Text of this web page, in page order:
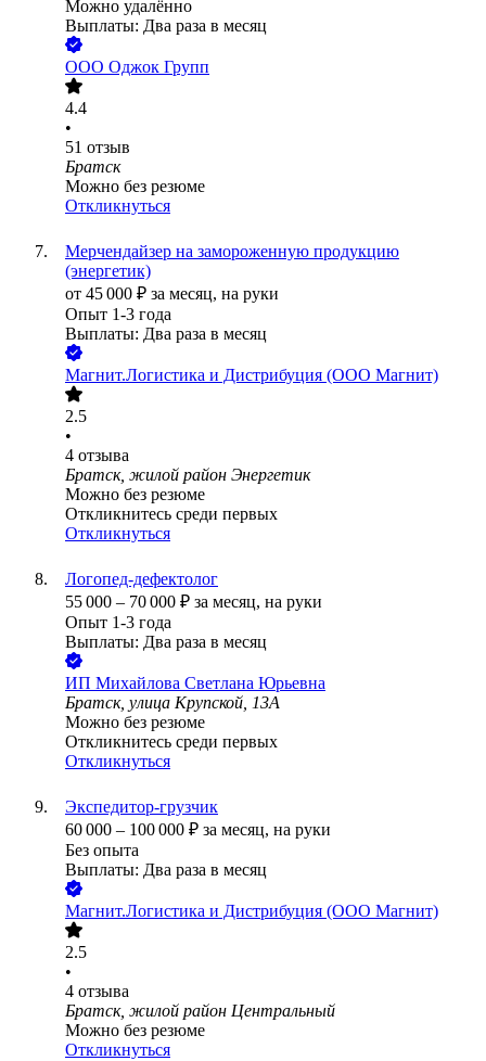
Можно удалённо
Выплаты: Два раза в месяц
ООО Оджок Групп
4.4
•
51 отзыв
Братск
Можно без резюме
Откликнуться
Мерчендайзер на замороженную продукцию
(энергетик)
от 45 000 ₽ за месяц, на руки
Опыт 1-3 года
Выплаты: Два раза в месяц
Магнит.Логистика и Дистрибуция (ООО Магнит)
2.5
•
4 отзыва
Братск, жилой район Энергетик
Можно без резюме
Откликнитесь среди первых
Откликнуться
Логопед-дефектолог
55 000 – 70 000 ₽ за месяц, на руки
Опыт 1-3 года
Выплаты: Два раза в месяц
ИП Михайлова Светлана Юрьевна
Братск, улица Крупской, 13А
Можно без резюме
Откликнитесь среди первых
Откликнуться
Экспедитор-грузчик
60 000 – 100 000 ₽ за месяц, на руки
Без опыта
Выплаты: Два раза в месяц
Магнит.Логистика и Дистрибуция (ООО Магнит)
2.5
•
4 отзыва
Братск, жилой район Центральный
Можно без резюме
Откликнуться